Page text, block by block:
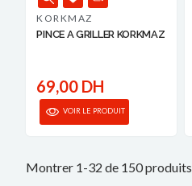
KORKMAZ
PINCE A GRILLER KORKMAZ
69,00 DH
VOIR LE PRODUIT
Montrer 1-32 de 150 produits